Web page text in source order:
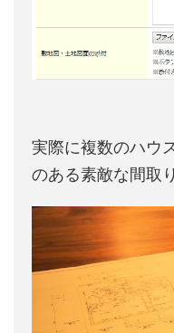
実際に複数のハウ
のある素敵な間取